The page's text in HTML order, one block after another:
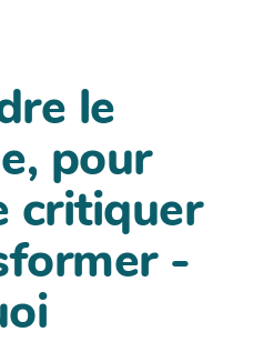
le
pour
critiquer
-